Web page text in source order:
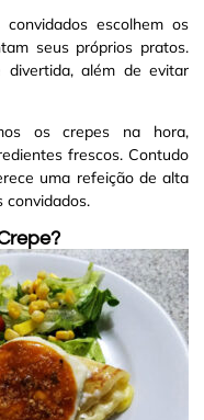
escolhem os
seus próprios pratos.
além de evitar
os crepes na hora,
frescos. Contudo
uma refeição de alta
convidados.